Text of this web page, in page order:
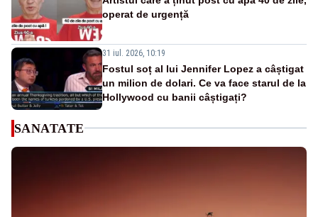
operat de urgență
31 iul. 2026, 10:19
Fostul soț al lui Jennifer Lopez a câștigat
un milion de dolari. Ce va face starul de la
Hollywood cu banii câștigați?
SANATATE